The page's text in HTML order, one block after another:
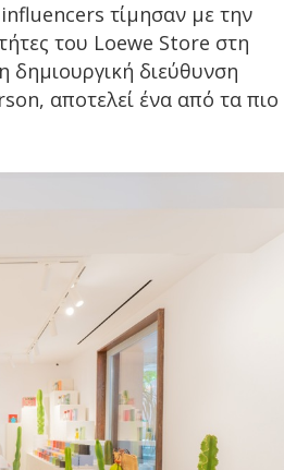
τίμησαν με την
του Loewe Store στη
διεύθυνση
αποτελεί ένα από τα πιο